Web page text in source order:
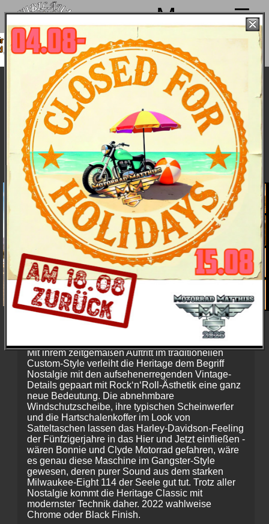
Menu
von 4. bis 15.08. Sommerpause
ab 18.08. wieder mit voller Power für
Euch da!
Harley-Davidson Heritage Classic
Modelljahr 2022 - Bike & Bildergalerie
Bike & Bilder
Hauptmerkmale
Daten
Farben und Preise
Der Klassiker der modernen Zeit.
Mit ihrem zeitgemäßen Auftritt im traditionellen
Custom-Style verleiht die Heritage dem Begriff
Nostalgie mit den aufsehenerregenden Vintage-
Details gepaart mit Rock‘n‘Roll-Ästhetik eine ganz
neue Bedeutung. Die abnehmbare
Windschutzscheibe, ihre typischen Scheinwerfer
und die Hartschalenkoffer im Look von
Satteltaschen lassen das Harley-Davidson-Feeling
der Fünfzigerjahre in das Hier und Jetzt einfließen -
wären Bonnie und Clyde Motorrad gefahren, wäre
es genau diese Maschine im Gangster-Style
gewesen, deren purer Sound aus dem starken
Milwaukee-Eight 114 der Seele gut tut. Trotz aller
Nostalgie kommt die Heritage Classic mit
modernster Technik daher. 2022 wahlweise
Chrome oder Black Finish.